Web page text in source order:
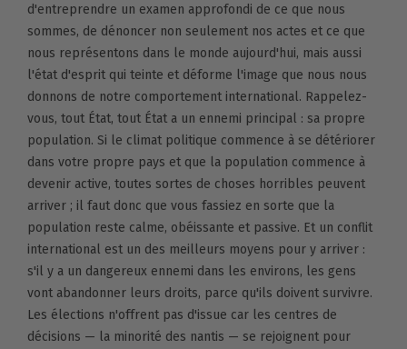
d'entreprendre un examen approfondi de ce que nous
sommes, de dénoncer non seulement nos actes et ce que
nous représentons dans le monde aujourd'hui, mais aussi
l'état d'esprit qui teinte et déforme l'image que nous nous
donnons de notre comportement international. Rappelez-
vous, tout État, tout État a un ennemi principal : sa propre
population. Si le climat politique commence à se détériorer
dans votre propre pays et que la population commence à
devenir active, toutes sortes de choses horribles peuvent
arriver ; il faut donc que vous fassiez en sorte que la
population reste calme, obéissante et passive. Et un conflit
international est un des meilleurs moyens pour y arriver :
s'il y a un dangereux ennemi dans les environs, les gens
vont abandonner leurs droits, parce qu'ils doivent survivre.
Les élections n'offrent pas d'issue car les centres de
décisions — la minorité des nantis — se rejoignent pour